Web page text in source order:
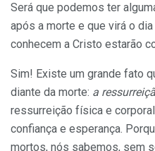
Será que podemos ter
após a morte e que virá o
conhecem a Cristo estarão
Sim! Existe um grande fato
diante da morte: a
ressurreição física e
confiança e esperança.
mortos, nós sabemos, sem